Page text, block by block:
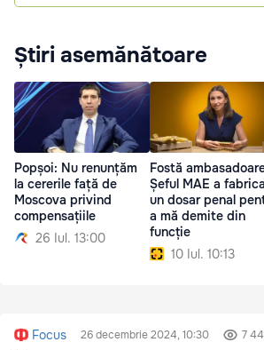
Știri asemănătoare
Popșoi: Nu renunțăm
la cererile față de
Moscova privind
compensațiile
26 Iul. 13:00
Fostă
Șeful MAE a
un dosar penal
a mă demite din
funcție
10 Iul. 10:13
Focus 26 decembrie 2024, 10:30 7